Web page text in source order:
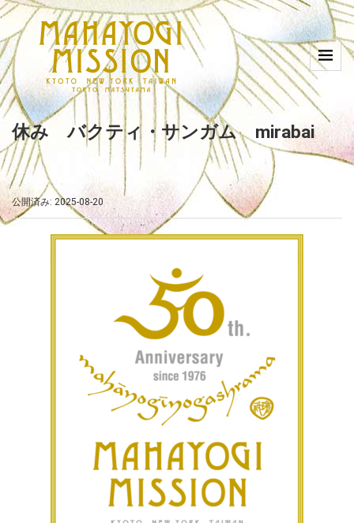
休み バクティ・サンガム mirabai
公開済み: 2025-08-20